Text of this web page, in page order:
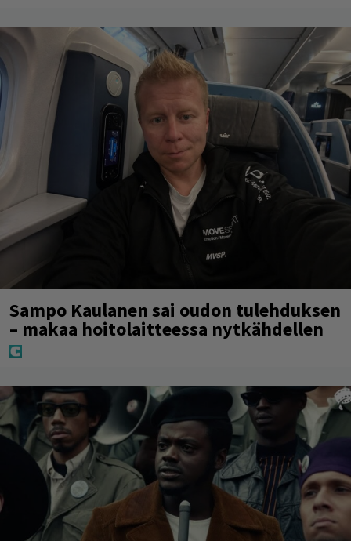
Sampo Kaulanen sai oudon tulehduksen
– makaa hoitolaitteessa nytkähdellen